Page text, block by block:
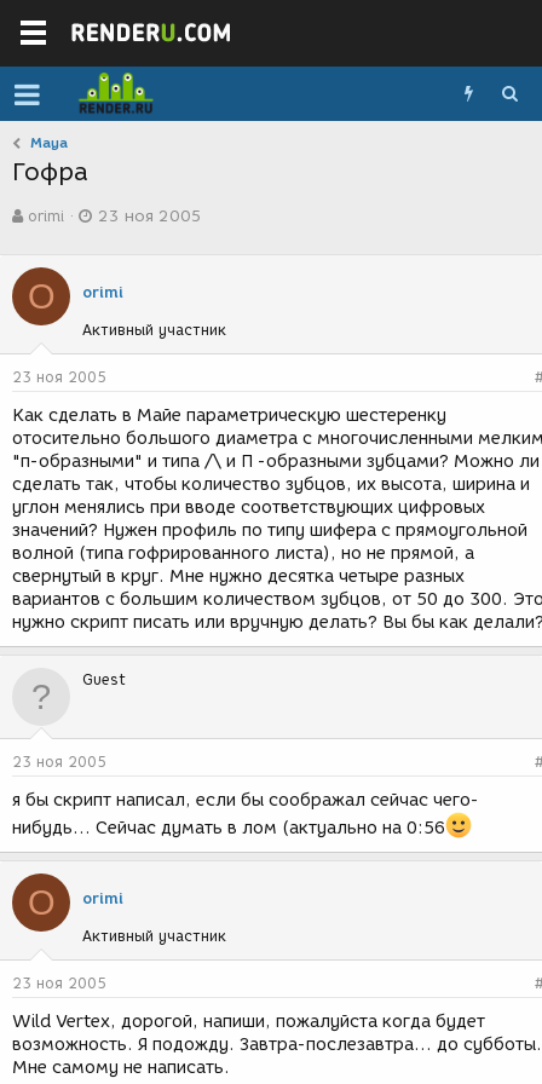
Maya
Гофра
в
о
р
т
е
м
ы
orimi
а
с
з
д
а
и
я
23 ноя 2005
O orimi
Активный участник
23 ноя 2005
Как сделать в Майе параметрическую шестеренку
отосительно большого диаметра с многочисленными
"п-образными" и типа /\ и П -образными зубцами? Можно ли
сделать так, чтобы количество зубцов, их высота, ширина и
углон менялись при вводе соответствующих цифровых
значений? Нужен профиль по типу шифера с прямоугольной
волной (типа гофрированного листа), но не прямой, а
свернутый в круг. Мне нужно десятка четыре разных
вариантов с большим количеством зубцов, от 50 до 300.
нужно скрипт писать или вручную делать? Вы бы как
Guest
23 ноя 2005
я бы скрипт написал, если бы соображал сейчас чего-
нибудь... Сейчас думать в лом (актуально на 0:56
O orimi
Активный участник
23 ноя 2005
Wild Vertex, дорогой, напиши, пожалуйста когда будет
возможность. Я подожду. Завтра-послезавтра... до субботы.
Мне самому не написать.